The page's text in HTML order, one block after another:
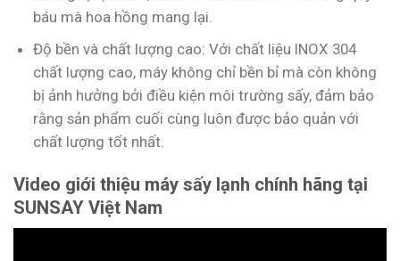
báu mà hoa hồng mang lại.
Độ bền và chất lượng cao: Với chất liệu INOX 304
chất lượng cao, máy không chỉ bền bỉ mà còn không
bị ảnh hưởng bởi điều kiện môi trường sấy, đảm bảo
rằng sản phẩm cuối cùng luôn được bảo quản với
chất lượng tốt nhất.
Video giới thiệu máy sấy lạnh chính hãng tại
SUNSAY Việt Nam